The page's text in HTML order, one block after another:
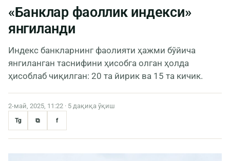
«Банклар фаоллик индекси»
янгиланди
Индекс банкларнинг фаолияти ҳажми бўйича
янгиланган таснифини ҳисобга олган ҳолда
ҳисоблаб чиқилган: 20 та йирик ва 15 та кичик.
2-май, 2025, 11:22 · 5 дақиқа ўқиш
Tg ⧉ f